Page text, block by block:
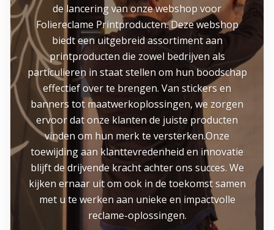
de lancering van onze webshop voor
Foliereclame Printproducten. Deze webshop
biedt een uitgebreid assortiment aan
printproducten die zowel bedrijven als
particulieren in staat stellen om hun boodschap
effectief over te brengen. Van stickers en
banners tot maatwerkoplossingen, we zorgen
ervoor dat onze klanten de juiste producten
vinden om hun merk te versterken.Onze
toewijding aan klanttevredenheid en innovatie
blijft de drijvende kracht achter ons succes. We
kijken ernaar uit om ook in de toekomst samen
met u te werken aan unieke en impactvolle
reclame-oplossingen.